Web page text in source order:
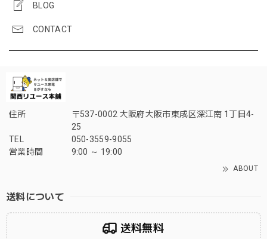
BLOG
CONTACT
住所
〒537-0002 大阪府大阪市東成区深江南 1丁目4-
25
TEL
050-3559-9055
営業時間
9:00 ～ 19:00
ABOUT
送料について
送料無料